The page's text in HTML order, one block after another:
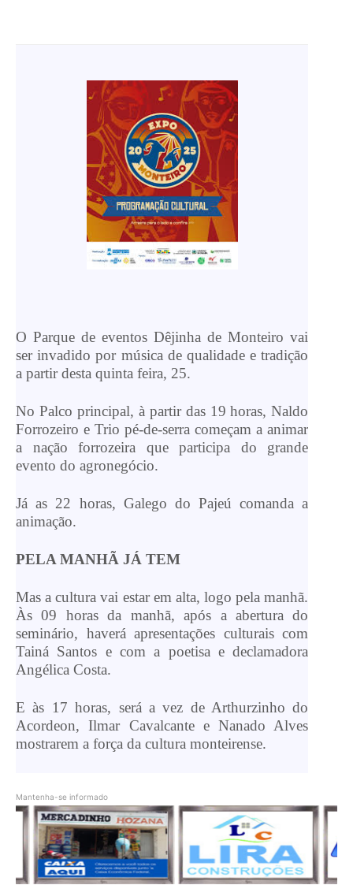
O Parque de eventos Dêjinha de Monteiro vai
ser invadido por música de qualidade e tradição
a partir desta quinta feira, 25.
No Palco principal, à partir das 19 horas, Naldo
Forrozeiro e Trio pé-de-serra começam a animar
a nação forrozeira que participa do grande
evento do agronegócio.
Já as 22 horas, Galego do Pajeú comanda a
animação.
PELA MANHÃ JÁ TEM
Mas a cultura vai estar em alta, logo pela manhã.
Às 09 horas da manhã, após a abertura do
seminário, haverá apresentações culturais com
Tainá Santos e com a poetisa e declamadora
Angélica Costa.
E às 17 horas, será a vez de Arthurzinho do
Acordeon, Ilmar Cavalcante e Nanado Alves
mostrarem a força da cultura monteirense.
Mantenha-se informado